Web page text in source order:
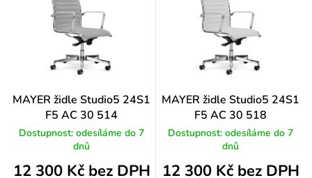
MAYER židle Studio5 24S1
F5 AC 30 514
Dostupnost: odesíláme do 7
dnů
12 300 Kč bez DPH
MAYER židle Studio5 24S1
F5 AC 30 518
Dostupnost: odesíláme do 7
dnů
12 300 Kč bez DPH